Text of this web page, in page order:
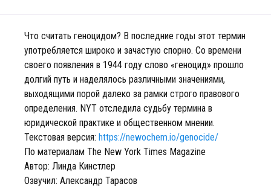
Что считать геноцидом? В последние годы этот термин
употребляется широко и зачастую спорно. Со времени
своего появления в 1944 году слово «геноцид» прошло
долгий путь и наделялось различными значениями,
выходящими порой далеко за рамки строго правового
определения. NYT отследила судьбу термина в
юридической практике и общественном мнении.
Текстовая версия: https://newochem.io/genocide/
По материалам The New York Times Magazine
Автор: Линда Кинстлер
Озвучил: Александр Тарасов